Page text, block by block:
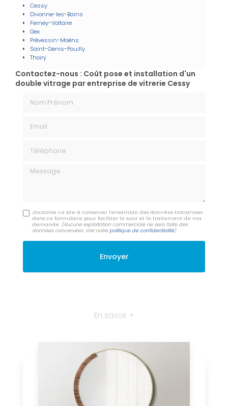
Cessy
Divonne-les-Bains
Ferney-Voltaire
Gex
Prévessin-Moëns
Saint-Genis-Pouilly
Thoiry
Contactez-nous : Coût pose et installation d'un
double vitrage par entreprise de vitrerie Cessy
Message
J'autorise ce site à conserver l'ensemble des données transmises
dans ce formulaire pour faciliter le suivi et le traitement de ma
demande. (Aucune exploitation commerciale ne sera faite des
données concervées. Voir notrepolitique de confidentialité)
En savoir +